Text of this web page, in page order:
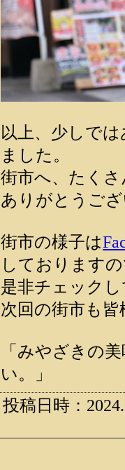
以上、少しで
ました。
街市へ、たく
ありがとうご
街市の様子は
しております
是非チェック
次回の街市も
「みやざきの
い。」
投稿日時：